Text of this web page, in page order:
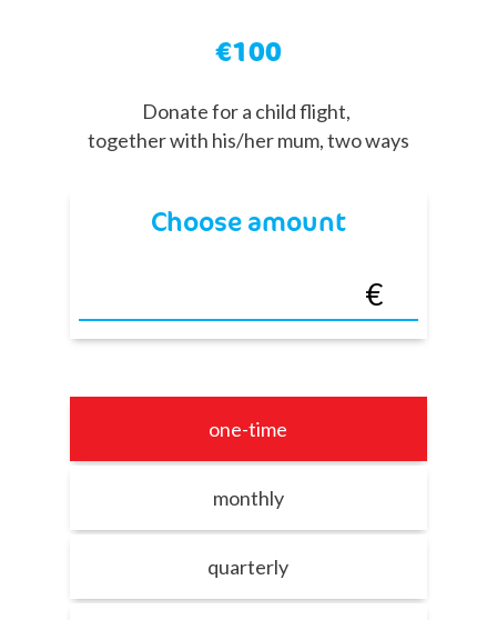
€100
Donate for a child flight,
together with his/her mum, two ways
Choose amount
one-time
monthly
quarterly